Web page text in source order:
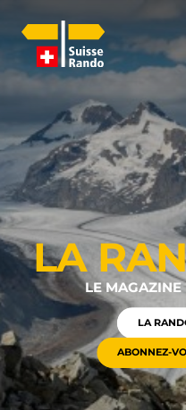
LA
LE MAGAZINE
LA
ABONNEZ-